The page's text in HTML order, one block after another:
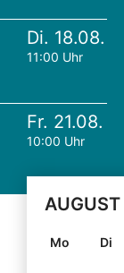
Di. 18.08.
11:00 Uhr
Fr. 21.08.
10:00 Uhr
AUGUST
Mo Di